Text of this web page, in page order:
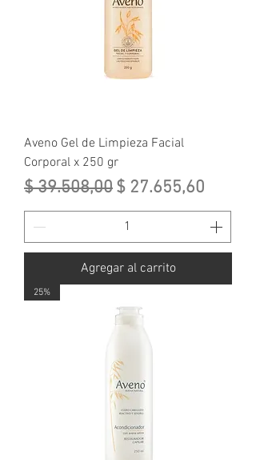
Aveno Gel de Limpieza Facial
Corporal x 250 gr
Precio
$ 39.508,00Precio de oferta
$ 27.655,60
Agregar al carrito
25%